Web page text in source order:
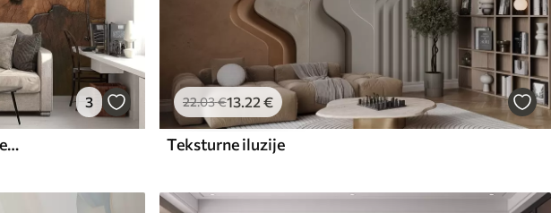
3
les, tekstura, razpoke, temno, lubje, površina
22.03€13.22 €
Teksturne iluzije